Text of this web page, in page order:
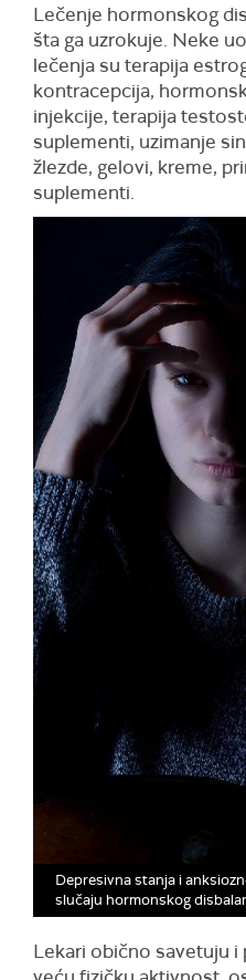
Lečenje hormonskog
šta ga uzrokuje. Neke
lečenja su terapija
kontracepcija,
injekcije, terapija
suplementi, uzimanje
žlezde, gelovi, kreme,
suplementi.
Depresivna stanja i
slučaju hormonskog
Lekari obično savetuju i